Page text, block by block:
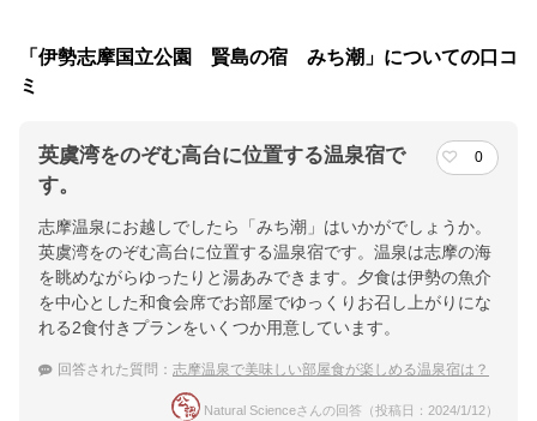
チェックアウ
交通アクセス
IC→Ｒ32→Ｒ167賢島※ナビ登録0599431067
提供：楽天トラベル
楽天トラベルで
「伊勢志摩国立公園 賢島の宿 みち潮」についての口コ
ミ
英虞湾をのぞむ高台に位置する温泉宿で
す。
0
志摩温泉にお越しでしたら「みち潮」はいかがでしょうか。
英虞湾をのぞむ高台に位置する温泉宿です。温泉は志摩の海
を眺めながらゆったりと湯あみできます。夕食は伊勢の魚介
を中心とした和食会席でお部屋でゆっくりお召し上がりにな
れる2食付きプランをいくつか用意しています。
回答された質問： 志摩温泉で美味しい部屋食が楽しめる温泉宿は？
Natural Scienceさんの回答（投稿日：2024/1/12）